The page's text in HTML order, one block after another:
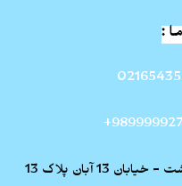
:
آبان پلاک 13